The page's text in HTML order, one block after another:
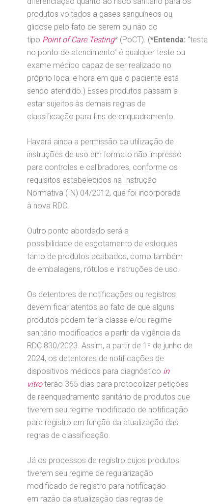
produtos voltados a gases sanguíneos ou
glicose pelo fato de serem ou não do
tipo Point of Care Testing* (PoCT). (*Entenda: “teste
no ponto de atendimento” é qualquer teste ou
exame médico capaz de ser realizado no
próprio local e hora em que o paciente está
sendo atendido.) Esses produtos passam a
estar sujeitos às demais regras de
classificação para fins de enquadramento.
Haverá ainda a permissão da utilização de
instruções de uso em formato não impresso
para controles e calibradores, conforme os
requisitos estabelecidos na Instrução
Normativa (IN) 04/2012, que foi incorporada
à nova RDC.
Outro ponto abordado será a
possibilidade de esgotamento de estoques
tanto de produtos acabados, como também
de embalagens, rótulos e instruções de uso.
Os detentores de notificações ou registros
devem ficar atentos ao fato de que alguns
produtos podem ter a classe e/ou regime
sanitário modificados a partir da vigência da
RDC 830/2023. Assim, a partir de 1º de junho de
2024, os detentores de notificações de
dispositivos médicos para diagnóstico in
vitroterão 365 dias para protocolizar petições
de reenquadramento sanitário de produtos que
tiverem seu regime modificado de notificação
para registro em função da atualização das
regras de classificação.
Já os processos de registro cujos produtos
tiverem seu regime de regularização
modificado de registro para notificação
em razão da atualização das regras de